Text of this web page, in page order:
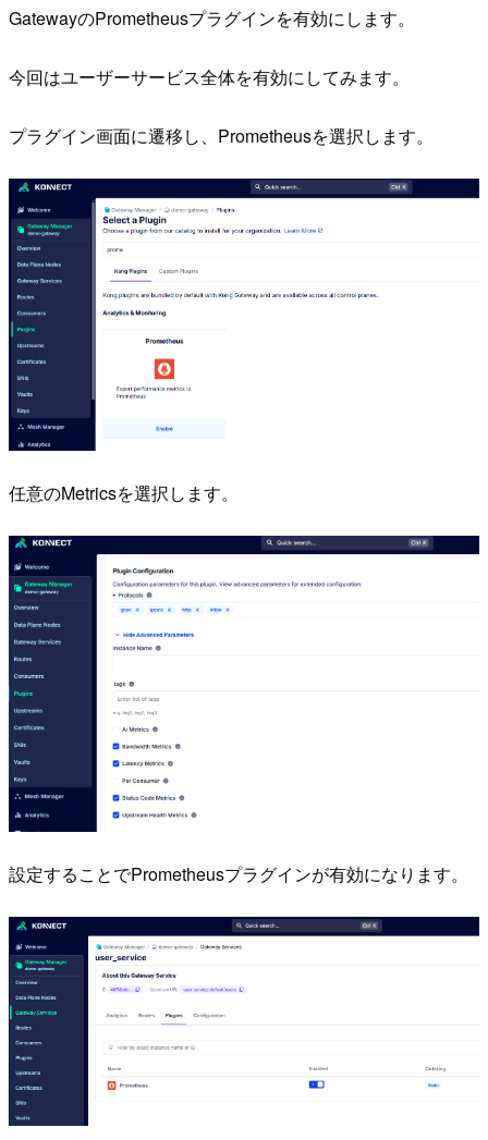
GatewayのPrometheusプラグインを有効にします。
今回はユーザーサービス全体を有効にしてみます。
プラグイン画面に遷移し、Prometheusを選択します。
任意のMetricsを選択します。
設定することでPrometheusプラグインが有効になります。